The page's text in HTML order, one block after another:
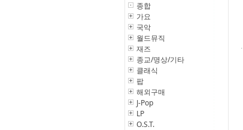
종합
가요
국악
월드뮤직
재즈
종교/명상/기타
클래식
팝
해외구매
J-Pop
LP
O.S.T.